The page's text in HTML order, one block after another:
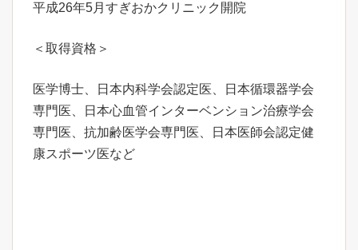
平成26年5月すぎおかクリニック開院
＜取得資格＞
医学博士、日本内科学会認定医、日本循環器学会
専門医、日本心血管インターベンション治療学会
専門医、抗加齢医学会専門医、日本医師会認定健
康スポーツ医など